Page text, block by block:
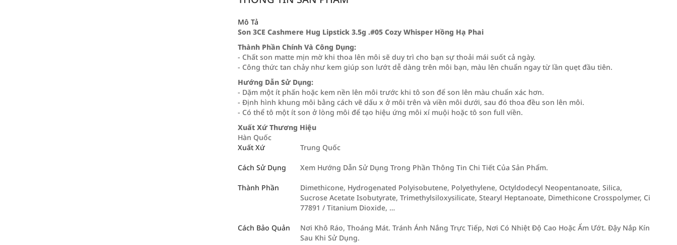
Mô Tả
Son 3CE Cashmere Hug Lipstick 3.5g .#05 Cozy Whisper Hồng Hạ Phai
Thành Phần Chính Và Công Dụng:
- Chất son matte mịn mờ khi thoa lên môi sẽ duy trì cho bạn sự thoải mái suốt cả ngày.
- Công thức tan chảy như kem giúp son lướt dễ dàng trên môi bạn, màu lên chuẩn ngay từ lần quẹt đầu tiên.
Hướng Dẫn Sử Dụng:
- Dặm một ít phấn hoặc kem nền lên môi trước khi tô son để son lên màu chuẩn xác hơn.
- Định hình khung môi bằng cách vẽ dấu x ở môi trên và viền môi dưới, sau đó thoa đều son lên môi.
- Có thể tô một ít son ở lòng môi để tạo hiệu ứng môi xí muội hoặc tô son full viền.
Xuất Xứ Thương Hiệu
Hàn Quốc
Xuất Xứ
Trung Quốc
Cách Sử Dụng Xem Hướng Dẫn Sử Dụng Trong Phần Thông Tin Chi Tiết Của Sản Phẩm.
Thành Phần
Dimethicone, Hydrogenated Polyisobutene, Polyethylene, Octyldodecyl Neopentanoate, Silica,
Sucrose Acetate Isobutyrate, Trimethylsiloxysilicate, Stearyl Heptanoate, Dimethicone Crosspolymer, Ci
77891 / Titanium Dioxide, …
Cách Bảo Quản
Nơi Khô Ráo, Thoáng Mát. Tránh Ánh Nắng Trực Tiếp, Nơi Có Nhiệt Độ Cao Hoặc Ẩm Ướt. Đậy Nắp Kín
Sau Khi Sử Dụng.